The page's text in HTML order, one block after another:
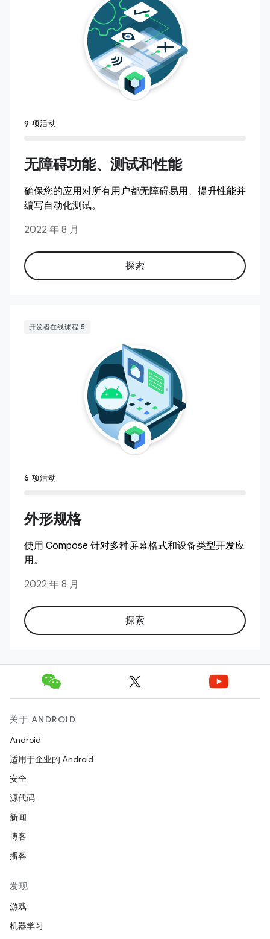
9 项活动
无障碍功能、测试和性能
确保您的应用对所有用户都无障碍易用、提升性能并
编写自动化测试。
2022 年 8 月
探索
开发者在线课程 5
6 项活动
外形规格
使用 Compose 针对多种屏幕格式和设备类型开发应
用。
2022 年 8 月
探索
关于 ANDROID
Android
适用于企业的 Android
安全
源代码
新闻
博客
播客
发现
游戏
机器学习